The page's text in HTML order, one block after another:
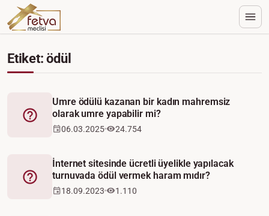
Etiket: ödül
Fetva
Umre ödülü kazanan bir kadın mahremsiz
olarak umre yapabilir mi?
06.03.2025 24.754
Fetva
İnternet sitesinde ücretli üyelikle yapılacak
turnuvada ödül vermek haram mıdır?
18.09.2023 1.110